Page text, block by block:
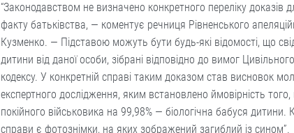
“Законодавством не визначено конкретного переліку доказів
факту батьківства, — коментує речниця Рівненського
Кузменко. — Підставою можуть бути будь-які відомості, що
дитини від даної особи, зібрані відповідно до вимог
кодексу. У конкретній справі таким доказом став висновок
експертного дослідження, яким встановлено ймовірність
покійного військовика на 99,98% — біологічна бабуся дитини.
справи є фотознімки, на яких зображений загиблий із сином”.